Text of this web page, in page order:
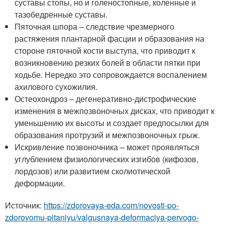
тазобедренные суставы.
Пяточная шпора – следствие чрезмерного
растяжения плантарной фасции и образования на
стороне пяточной кости выступа, что приводит к
возникновению резких болей в области пятки при
ходьбе. Нередко это сопровождается воспалением
ахилового сухожилия.
Остеохондроз – дегенеративно-дистрофические
изменения в межпозвоночных дисках, что приводит к
уменьшению их высоты и создает предпосылки для
образования протрузий и межпозвоночных грыж.
Искривление позвоночника – может проявляться
углублением физиологических изгибов (кифозов,
лордозов) или развитием сколиотической
деформации.
Источник: https://zdorovaya-eda.com/novosti-po-
zdorovomu-pitaniyu/valgusnaya-deformaciya-pervogo-